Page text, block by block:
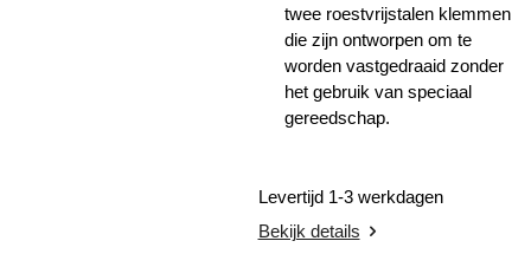
twee roestvrijstalen klemmen
die zijn ontworpen om te
worden vastgedraaid zonder
het gebruik van speciaal
gereedschap.
Levertijd 1-3 werkdagen
Bekijk details